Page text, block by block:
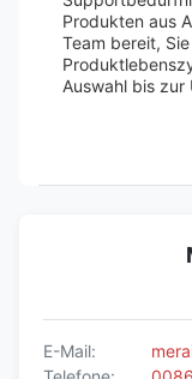
Produkten aus
Team bereit,
Auswahl bis
E-Mail: